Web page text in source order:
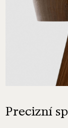
Precizní